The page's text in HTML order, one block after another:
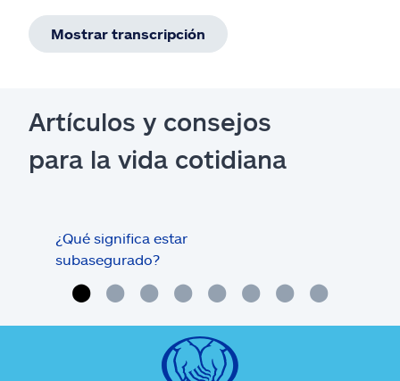
Mostrar transcripción
Artículos y consejos
para la vida cotidiana
¿Qué significa estar
subasegurado?